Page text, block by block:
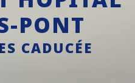
PONT
CADUCÉE